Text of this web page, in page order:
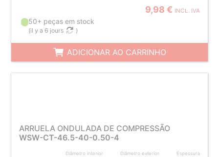
9,98 € INCL. IVA
50+ peças em stock
(il y a 6 jours )
ADICIONAR AO CARRINHO
ARRUELA ONDULADA DE COMPRESSÃO
WSW-CT-46.5-40-0.50-4
Diâmetro interior Diâmetro exterior Espessura